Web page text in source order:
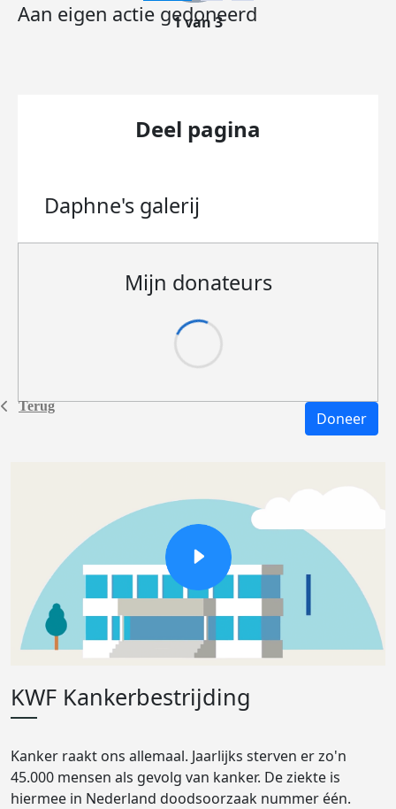
Terug
Aan eigen actie gedoneerd
1 van 3
Deel pagina
Daphne's galerij
Mijn donateurs
Doneer
KWF Kankerbestrijding
Kanker raakt ons allemaal. Jaarlijks sterven er zo'n
45.000 mensen als gevolg van kanker. De ziekte is
hiermee in Nederland doodsoorzaak nummer één.